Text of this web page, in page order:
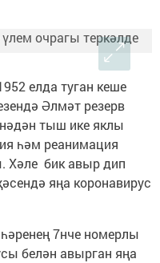
елда туган кеше
Әлмәт резерв
тыш ике яклы
һәм реанимация
Хәле бик авыр дип
яңа коронавирус
7нче номерлы
белән авырган яңа